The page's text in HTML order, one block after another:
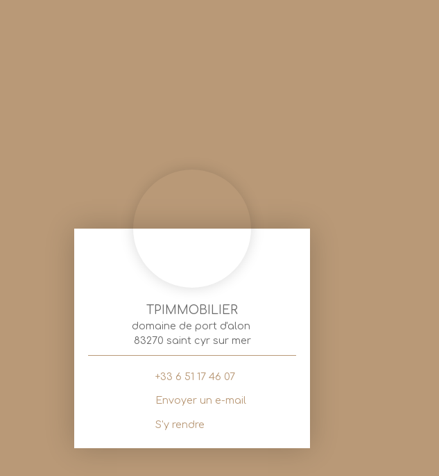
TPIMMOBILIER
domaine de port d'alon
83270 saint cyr sur mer
+33 6 51 17 46 07
Envoyer un e-mail
S'y rendre